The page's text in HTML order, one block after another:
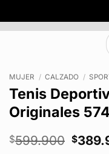
MUJER / CALZADO /
Tenis
Originales
$599.900 El
$